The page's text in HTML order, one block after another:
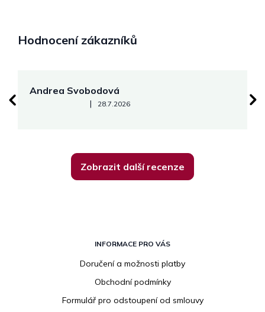
Hodnocení zákazníků
Andrea Svobodová
Hodnocení obchodu je 5 z 5 hvězdiček.
| 28.7.2026
Zobrazit další recenze
INFORMACE PRO VÁS
Doručení a možnosti platby
Obchodní podmínky
Formulář pro odstoupení od smlouvy